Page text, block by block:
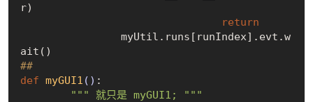
r)
return
##
def myGUI1 () :
""" 就只是 myGUI1; """